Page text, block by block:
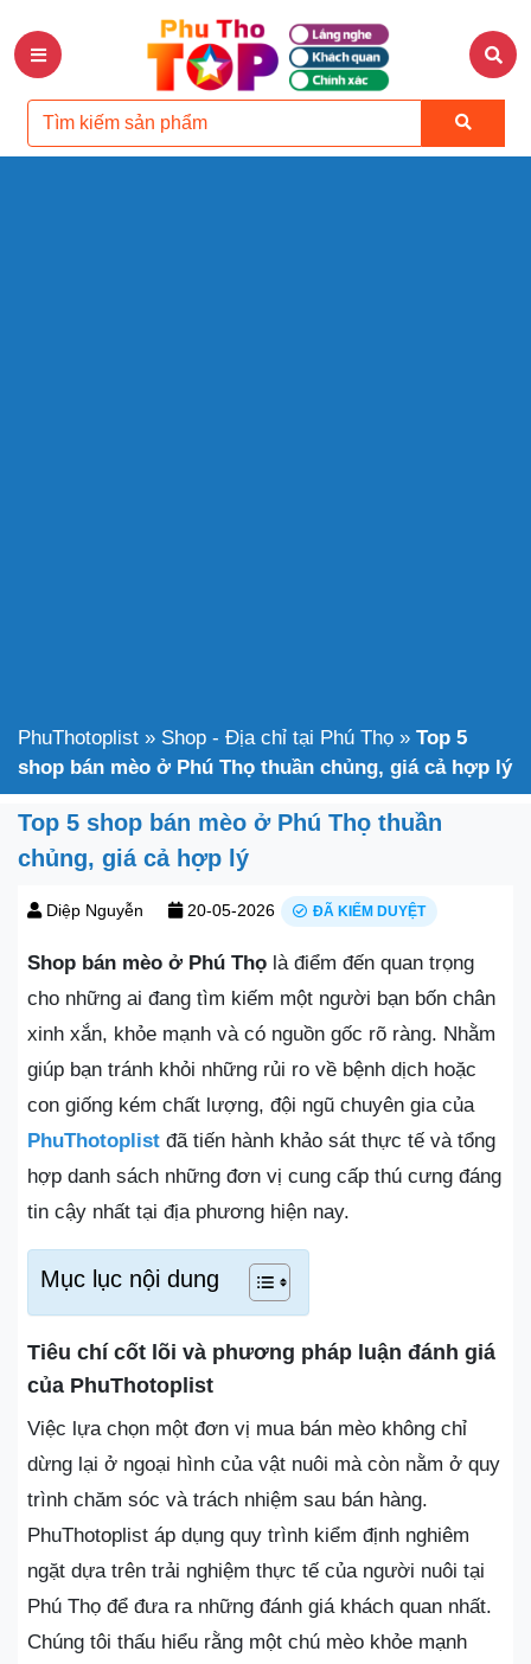
PhuThotoplist » Shop - Địa chỉ tại Phú Thọ » Top 5
shop bán mèo ở Phú Thọ thuần chủng, giá cả hợp lý
Top 5 shop bán mèo ở Phú Thọ thuần
chủng, giá cả hợp lý
Diệp Nguyễn 20-05-2026 ĐÃ KIỂM DUYỆT
Shop bán mèo ở Phú Thọ là điểm đến quan trọng
cho những ai đang tìm kiếm một người bạn bốn chân
xinh xắn, khỏe mạnh và có nguồn gốc rõ ràng. Nhằm
giúp bạn tránh khỏi những rủi ro về bệnh dịch hoặc
con giống kém chất lượng, đội ngũ chuyên gia của
PhuThotoplist đã tiến hành khảo sát thực tế và tổng
hợp danh sách những đơn vị cung cấp thú cưng đáng
tin cậy nhất tại địa phương hiện nay.
Mục lục nội dung
Tiêu chí cốt lõi và phương pháp luận đánh giá
của PhuThotoplist
Việc lựa chọn một đơn vị mua bán mèo không chỉ
dừng lại ở ngoại hình của vật nuôi mà còn nằm ở quy
trình chăm sóc và trách nhiệm sau bán hàng.
PhuThotoplist áp dụng quy trình kiểm định nghiêm
ngặt dựa trên trải nghiệm thực tế của người nuôi tại
Phú Thọ để đưa ra những đánh giá khách quan nhất.
Chúng tôi thấu hiểu rằng một chú mèo khỏe mạnh